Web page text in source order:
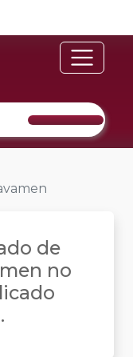
de
no